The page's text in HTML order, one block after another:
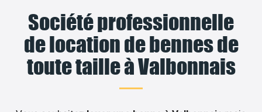
Société professionnelle
de location de bennes de
toute taille à Valbonnais